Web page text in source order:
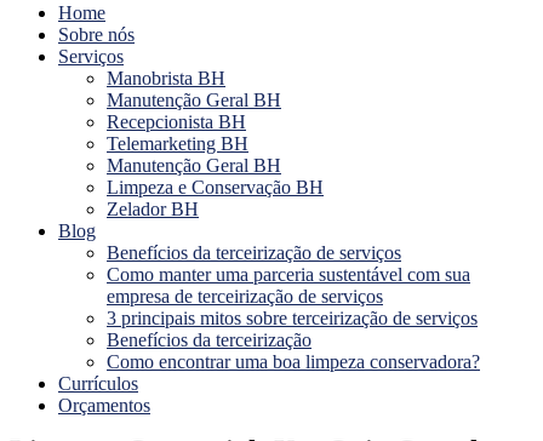
Menu
Home
Sobre nós
Serviços
Manobrista BH
Manutenção Geral BH
Recepcionista BH
Telemarketing BH
Manutenção Geral BH
Limpeza e Conservação BH
Zelador BH
Blog
Benefícios da terceirização de serviços
Como manter uma parceria sustentável com sua
empresa de terceirização de serviços
3 principais mitos sobre terceirização de serviços
Benefícios da terceirização
Como encontrar uma boa limpeza conservadora?
Currículos
Orçamentos